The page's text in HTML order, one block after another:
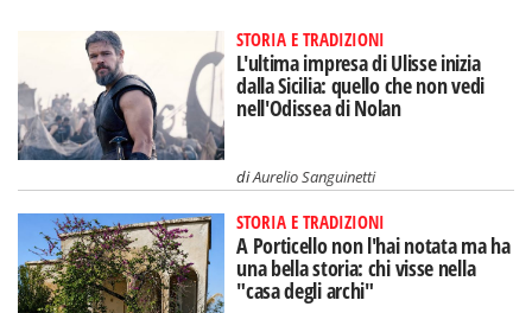
STORIA E TRADIZIONI
L'ultima impresa di Ulisse inizia
dalla Sicilia: quello che non vedi
nell'Odissea di Nolan
diAurelio Sanguinetti
STORIA E TRADIZIONI
A Porticello non l'hai notata ma ha
una bella storia: chi visse nella
"casa degli archi"